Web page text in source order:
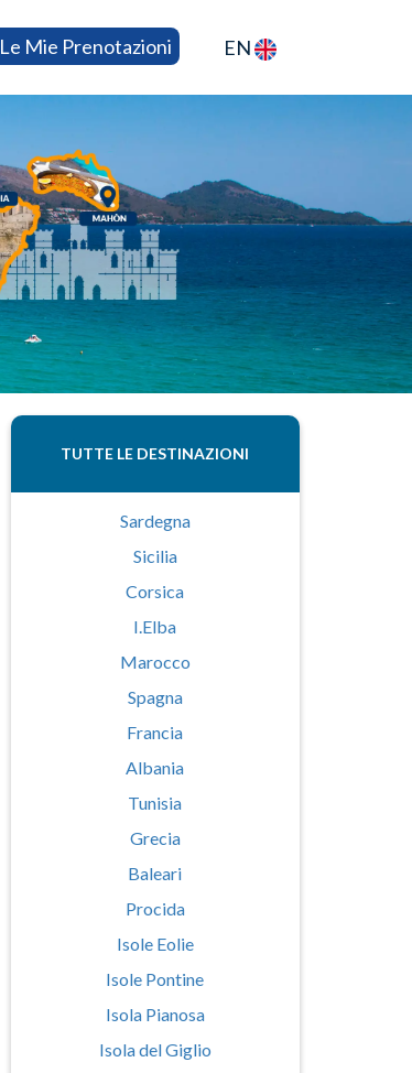
Le Mie Prenotazioni EN
TUTTE LE DESTINAZIONI
Sardegna
Sicilia
Corsica
I.Elba
Marocco
Spagna
Francia
Albania
Tunisia
Grecia
Baleari
Procida
Isole Eolie
Isole Pontine
Isola Pianosa
Isola del Giglio